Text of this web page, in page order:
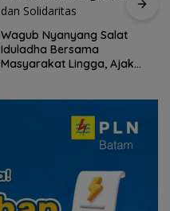
Wagub Nyanyang Salat
Iduladha Bersama
Masyarakat Lingga, Ajak